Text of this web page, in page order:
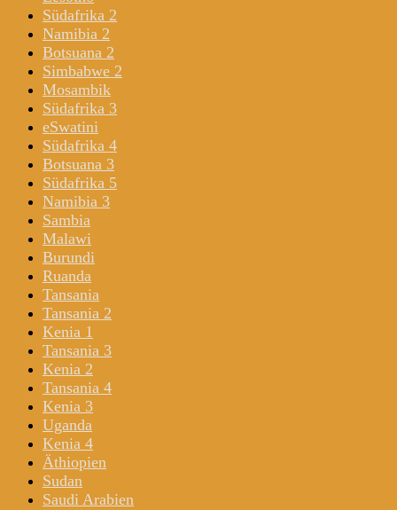
Südafrika 2
Namibia 2
Botsuana 2
Simbabwe 2
Mosambik
Südafrika 3
eSwatini
Südafrika 4
Botsuana 3
Südafrika 5
Namibia 3
Sambia
Malawi
Burundi
Ruanda
Tansania
Tansania 2
Kenia 1
Tansania 3
Kenia 2
Tansania 4
Kenia 3
Uganda
Kenia 4
Äthiopien
Sudan
Saudi Arabien